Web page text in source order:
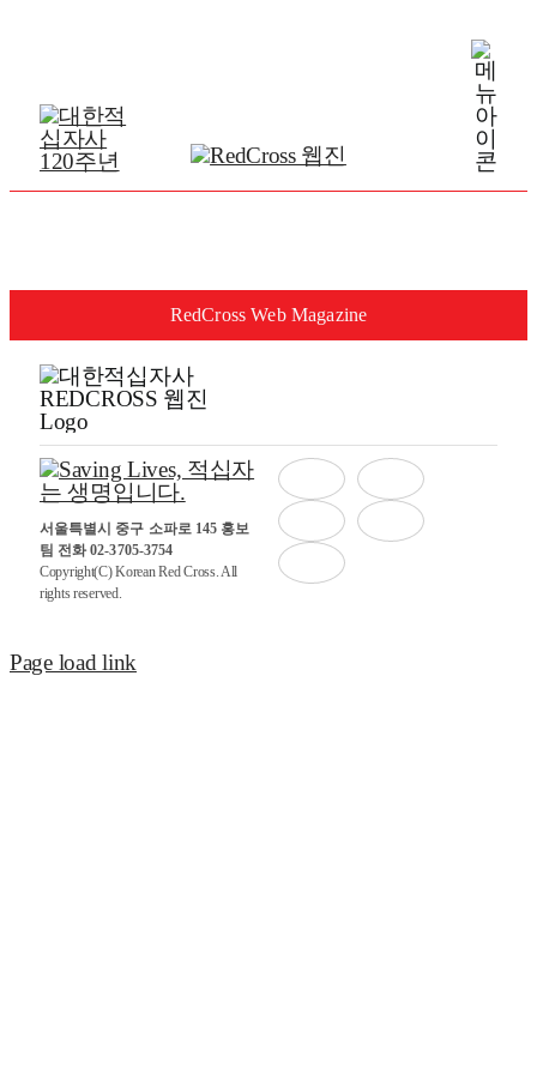
content
RedCross Web Magazine
서울특별시 중구 소파로 145 홍보
팀 전화 02-3705-3754
Copyright(C) Korean Red Cross. All
rights reserved.
Page load link